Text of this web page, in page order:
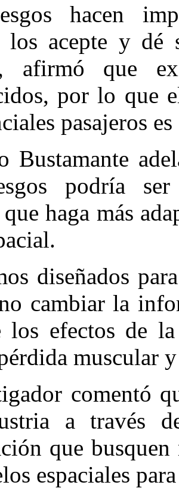
hacen
los acepte y dé
afirmó que
por lo que
pasajeros
Bustamante
podría
haga más
diseñados
cambiar la
los efectos de
muscular
comentó
a través
que
espaciales